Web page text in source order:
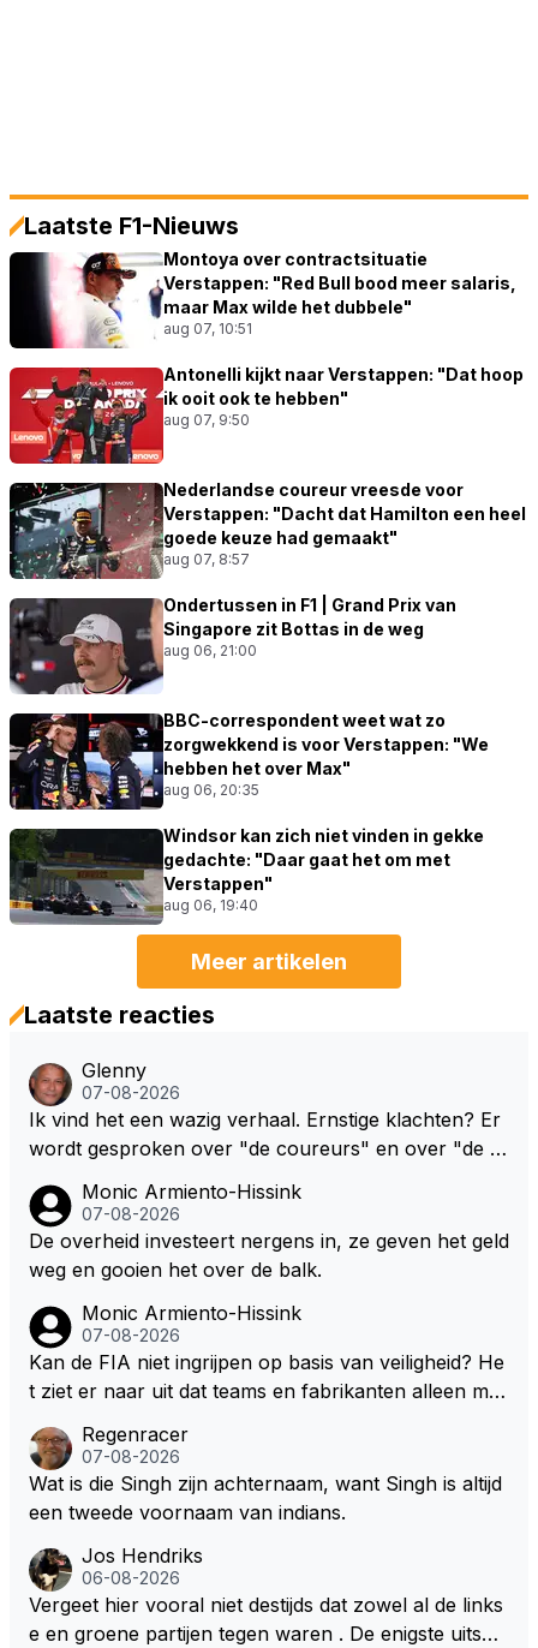
Laatste F1-Nieuws
Montoya over contractsituatie
Verstappen: "Red Bull bood meer salaris,
maar Max wilde het dubbele"
aug 07, 10:51
Antonelli kijkt naar Verstappen: "Dat hoop
ik ooit ook te hebben"
aug 07, 9:50
Nederlandse coureur vreesde voor
Verstappen: "Dacht dat Hamilton een heel
goede keuze had gemaakt"
aug 07, 8:57
Ondertussen in F1 | Grand Prix van
Singapore zit Bottas in de weg
aug 06, 21:00
BBC-correspondent weet wat zo
zorgwekkend is voor Verstappen: "We
hebben het over Max"
aug 06, 20:35
Windsor kan zich niet vinden in gekke
gedachte: "Daar gaat het om met
Verstappen"
aug 06, 19:40
Meer artikelen
Laatste reacties
Glenny
07-08-2026
Ik vind het een wazig verhaal. Ernstige klachten? Er
wordt gesproken over "de coureurs" en over "de te
aakt hoe deze standpunten c.q. opvattingen zijn ver
deeld. Ik bedoel, hoeveel coureurs, 2, 8 of meer? E
n hoeveel en welke teams? De coureurs hebben er
deel. Oh ja, welke? Het enige dat concreet is, is de m
edewerking van Pirelli. In mijn ogen wordt het daard
oor lastig om de juiste context te bepalen. Maar welli
Monic Armiento-Hissink
07-08-2026
De overheid investeert nergens in, ze geven het geld
weg en gooien het over de balk.
Monic Armiento-Hissink
07-08-2026
Kan de FIA niet ingrijpen op basis van veiligheid? He
t ziet er naar uit dat teams en fabrikanten alleen ma
hun coureurs op de laatste plaats komt. Eigenlijk he
bben coureurs maar weinig te vertellen over hun ve
iligheid, er wordt toch niet naar ze geluisterd.
Regenracer
07-08-2026
Wat is die Singh zijn achternaam, want Singh is altijd
een tweede voornaam van indians.
Jos Hendriks
06-08-2026
Vergeet hier vooral niet destijds dat zowel al de links
e en groene partijen tegen waren . De enigste uitspr